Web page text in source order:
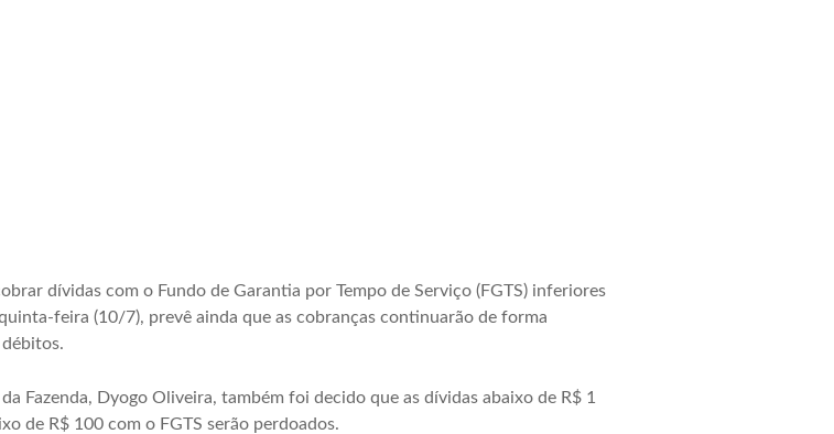
dívidas com o Fundo de Garantia por Tempo de Serviço (FGTS) inferiores
feira (10/7), prevê ainda que as cobranças continuarão de forma
Fazenda, Dyogo Oliveira, também foi decido que as dívidas abaixo de R$ 1
de R$ 100 com o FGTS serão perdoados.